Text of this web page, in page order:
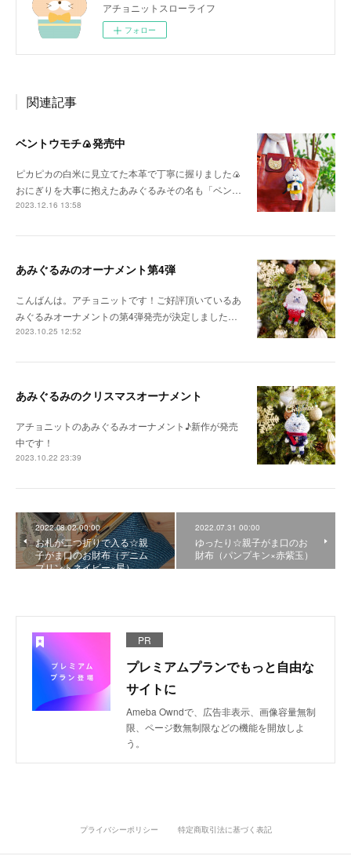
アチョニットスローライフ
フォロー
関連記事
ベントウモチ🍙発売中
ピカピカの白米に見立てた本革で丁寧に握りました🍙
おにぎりを大事に抱えたあみぐるみその名も「ベン…
2023.12.16 13:58
あみぐるみのオーナメント第4弾
こんばんは。アチョニットです！ご好評頂いているあ
みぐるみオーナメントの第4弾発売が決定しました…
2023.10.25 12:52
あみぐるみのクリスマスオーナメント
アチョニットのあみぐるみオーナメント♪新作が発売
中です！
2023.10.22 23:39
2022.08.02 00:00
お札が二つ折りで入る☆親
子がま口のお財布（デニム
プリントネイビー×星）
2022.07.31 00:00
ゆったり☆親子がま口のお
財布（パンプキン×赤紫玉）
PR
プレミアムプランでもっと自由な
サイトに
Ameba Owndで、広告非表示、画像容量無制
限、ページ数無制限などの機能を開放しよ
う。
プライバシーポリシー 特定商取引法に基づく表記